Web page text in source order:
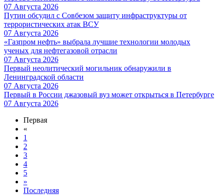
07 Августа 2026
Путин обсудил с Совбезом защиту инфраструктуры от
террористических атак ВСУ
07 Августа 2026
«Газпром нефть» выбрала лучшие технологии молодых
ученых для нефтегазовой отрасли
07 Августа 2026
Первый неолитический могильник обнаружили в
Ленинградской области
07 Августа 2026
Первый в России джазовый вуз может открыться в Петербурге
07 Августа 2026
Первая
«
1
2
3
4
5
»
Последняя